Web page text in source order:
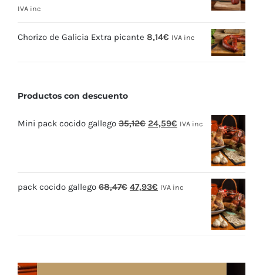
IVA inc
Chorizo de Galicia Extra picante 8,14€ IVA inc
Productos con descuento
Mini pack cocido gallego 35,12€ El
35,12€.
24,59€ El
24,59€.
IVA inc
pack cocido gallego 68,47€ El
47,93€ El
IVA inc